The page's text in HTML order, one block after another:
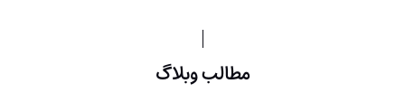
مطالب وبلاگ